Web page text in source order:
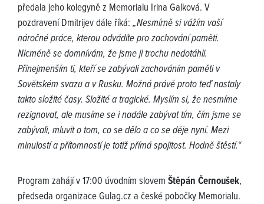
předala jeho kolegyně z Memorialu Irina Galková. V
pozdravení Dmitrijev dále říká: „Nesmírně si vážím vaší
náročné práce, kterou odvádíte pro zachování paměti.
Nicméně se domnívám, že jsme ji trochu nedotáhli.
Přinejmenším ti, kteří se zabývali zachováním paměti v
Sovětském svazu a v Rusku. Možná právě proto teď nastaly
takto složité časy. Složité a tragické. Myslím si, že nesmíme
rezignovat, ale musíme se i nadále zabývat tím, čím jsme se
zabývali, mluvit o tom, co se dělo a co se děje nyní. Mezi
minulostí a přítomností je totiž přímá spojitost. Hodně štěstí.“
Program zahájí v 17:00 úvodním slovem Štěpán Černoušek,
předseda organizace Gulag.cz a české pobočky Memorialu.